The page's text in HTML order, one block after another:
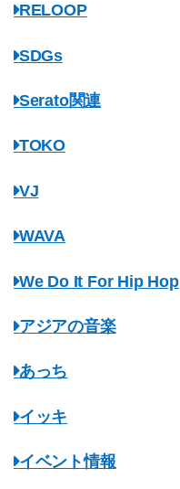
RELOOP
SDGs
Serato関連
TOKO
VJ
WAVA
We Do It For Hip Hop
アジアの音楽
あっち
イッキ
イベント情報